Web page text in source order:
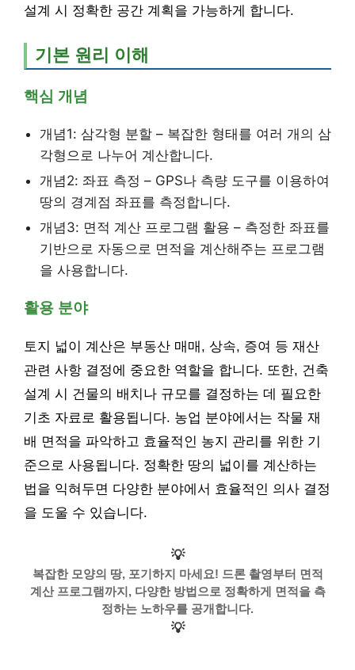
설계 시 정확한 공간 계획을 가능하게 합니다.
기본 원리 이해
핵심 개념
개념1: 삼각형 분할 – 복잡한 형태를 여러 개의 삼
각형으로 나누어 계산합니다.
개념2: 좌표 측정 – GPS나 측량 도구를 이용하여
땅의 경계점 좌표를 측정합니다.
개념3: 면적 계산 프로그램 활용 – 측정한 좌표를
기반으로 자동으로 면적을 계산해주는 프로그램
을 사용합니다.
활용 분야
토지 넓이 계산은 부동산 매매, 상속, 증여 등 재산
관련 사항 결정에 중요한 역할을 합니다. 또한, 건축
설계 시 건물의 배치나 규모를 결정하는 데 필요한
기초 자료로 활용됩니다. 농업 분야에서는 작물 재
배 면적을 파악하고 효율적인 농지 관리를 위한 기
준으로 사용됩니다. 정확한 땅의 넓이를 계산하는
법을 익혀두면 다양한 분야에서 효율적인 의사 결정
을 도울 수 있습니다.
💡
복잡한 모양의 땅, 포기하지 마세요! 드론 촬영부터 면적
계산 프로그램까지, 다양한 방법으로 정확하게 면적을 측
정하는 노하우를 공개합니다.
💡